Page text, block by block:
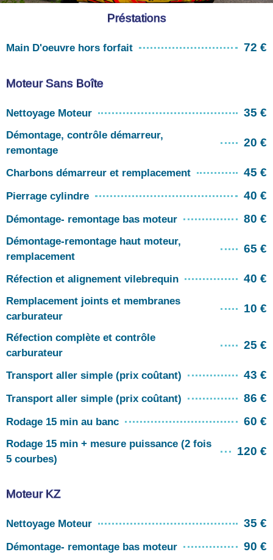
Préstations
Main D'oeuvre hors forfait 72 €
Moteur Sans Boîte
Nettoyage Moteur 35 €
Démontage, contrôle démarreur,
remontage
20 €
Charbons démarreur et remplacement 45 €
Pierrage cylindre 40 €
Démontage- remontage bas moteur 80 €
Démontage-remontage haut moteur,
remplacement
65 €
Réfection et alignement vilebrequin 40 €
Remplacement joints et membranes
carburateur
10 €
Réfection complète et contrôle
carburateur
25 €
Transport aller simple (prix coûtant) 43 €
Transport aller simple (prix coûtant) 86 €
Rodage 15 min au banc 60 €
Rodage 15 min + mesure puissance (2 fois
5 courbes)
120 €
Moteur KZ
Nettoyage Moteur 35 €
Démontage- remontage bas moteur 90 €